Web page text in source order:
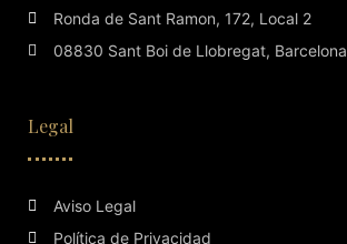
Ronda de Sant Ramon, 172, Local 2
08830 Sant Boi de Llobregat, Barcelona
Legal
Aviso Legal
Política de Privacidad